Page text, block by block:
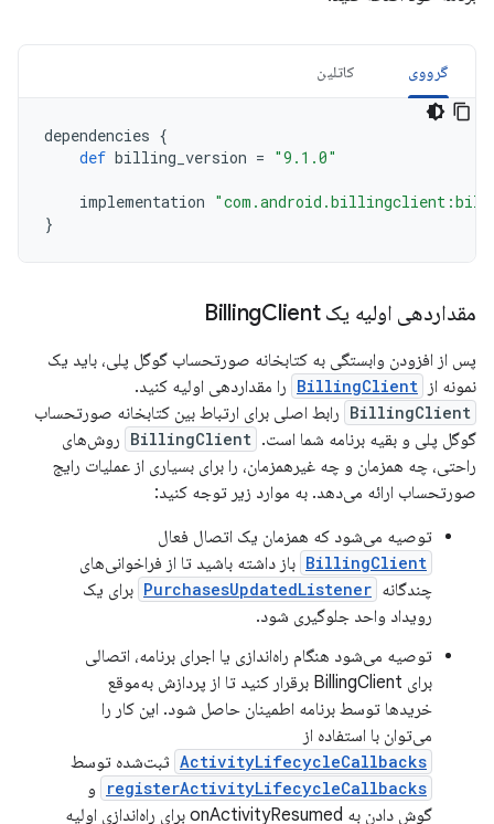
گرووی کاتلین
dependencies {
def billing_version = "9.1.0"
implementation
}
مقداردهی اولیه یک BillingClient
پس از افزودن وابستگی به کتابخانه صورتحساب گوگل پلی، باید یک
نمونه از BillingClient را مقداردهی اولیه کنید.
BillingClient رابط اصلی برای ارتباط بین کتابخانه صورتحساب
گوگل پلی و بقیه برنامه شما است. BillingClient روش‌های
راحتی، چه همزمان و چه غیرهمزمان، را برای بسیاری از عملیات رایج
صورتحساب ارائه می‌دهد. به موارد زیر توجه کنید:
توصیه می‌شود که همزمان یک اتصال فعال
BillingClient باز داشته باشید تا از فراخوانی‌های
چندگانه PurchasesUpdatedListener برای یک
رویداد واحد جلوگیری شود.
توصیه می‌شود هنگام راه‌اندازی یا اجرای برنامه، اتصالی
برای BillingClient برقرار کنید تا از پردازش به‌موقع
خریدها توسط برنامه اطمینان حاصل شود. این کار را
می‌توان با استفاده از
ActivityLifecycleCallbacks ثبت‌شده توسط
registerActivityLifecycleCallbacks
و
گوش دادن به onActivityResumed برای راه‌اندازی اولیه